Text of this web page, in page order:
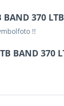
370
!!
BAND 370